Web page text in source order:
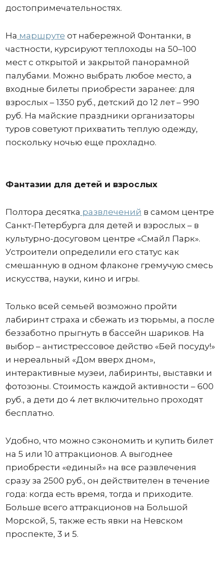
достопримечательностях.
На маршруте от набережной Фонтанки, в
частности, курсируют теплоходы на 50–100
мест с открытой и закрытой панорамной
палубами. Можно выбрать любое место, а
входные билеты приобрести заранее: для
взрослых – 1350 руб., детский до 12 лет – 990
руб. На майские праздники организаторы
туров советуют прихватить теплую одежду,
поскольку ночью еще прохладно.
Фантазии для детей и взрослых
Полтора десятка развлечений в самом центре
Санкт-Петербурга для детей и взрослых – в
культурно-досуговом центре «Смайл Парк».
Устроители определили его статус как
смешанную в одном флаконе гремучую смесь
искусства, науки, кино и игры.
Только всей семьей возможно пройти
лабиринт страха и сбежать из тюрьмы, а после
беззаботно прыгнуть в бассейн шариков. На
выбор – антистрессовое действо «Бей посуду!»
и нереальный «Дом вверх дном»,
интерактивные музеи, лабиринты, выставки и
фотозоны. Стоимость каждой активности – 600
руб., а дети до 4 лет включительно проходят
бесплатно.
Удобно, что можно сэкономить и купить билет
на 5 или 10 аттракционов. А выгоднее
приобрести «единый» на все развлечения
сразу за 2500 руб., он действителен в течение
года: когда есть время, тогда и приходите.
Больше всего аттракционов на Большой
Морской, 5, также есть явки на Невском
проспекте, 3 и 5.